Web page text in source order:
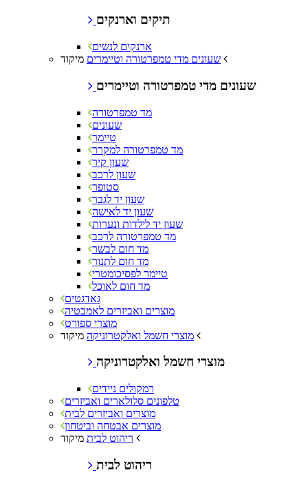
תיקים וארנקים
ארנקים לנשים
שעונים מדי טמפרטורה וטיימרים
שעונים מדי טמפרטורה וטיימרים
מד טמפרטורה
שעונים
טיימר
מד טמפרטורה למקרר
שעון קיר
שעון לרכב
סטופר
שעון יד לגבר
שעון יד לאישה
שעון יד לילדות ונערות
מד טמפרטורה לרכב
מד חום לבשר
מד חום לתנור
טיימר לפסיכומטרי
מד חום לאוכל
גאדגטים
מוצרים ואביזרים לאמבטיה
מוצרי ספורט
מוצרי חשמל ואלקטרוניקה
מוצרי חשמל ואלקטרוניקה
רמקולים ניידים
טלפונים סלולארים ואביזרים
מוצרים ואביזרים לבית
מוצרים אבטחה וביטחון
ריהוט לבית
ריהוט לבית